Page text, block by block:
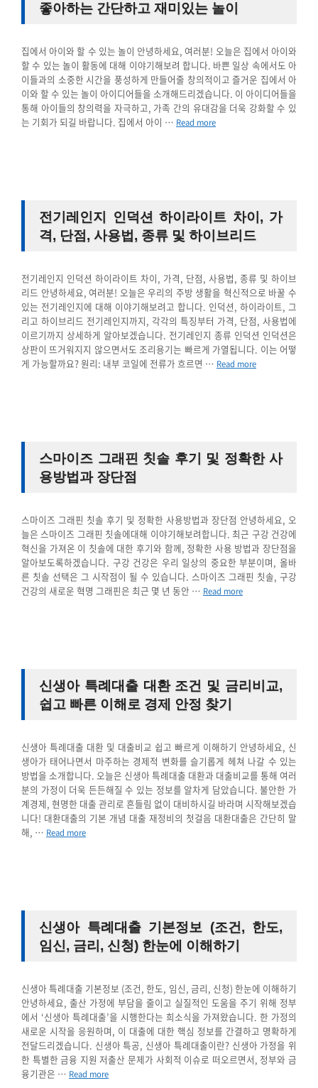
좋아하는 간단하고 재미있는 놀이
집에서 아이와 할 수 있는 놀이 안녕하세요, 여러분! 오늘은 집에서 아이와
할 수 있는 놀이 활동에 대해 이야기해보려 합니다. 바쁜 일상 속에서도 아
이들과의 소중한 시간을 풍성하게 만들어줄 창의적이고 즐거운 집에서 아
이와 할 수 있는 놀이 아이디어들을 소개해드리겠습니다. 이 아이디어들을
통해 아이들의 창의력을 자극하고, 가족 간의 유대감을 더욱 강화할 수 있
는 기회가 되길 바랍니다. 집에서 아이 … Read more
전기레인지 인덕션 하이라이트 차이, 가
격, 단점, 사용법, 종류 및 하이브리드
전기레인지 인덕션 하이라이트 차이, 가격, 단점, 사용법, 종류 및 하이브
리드 안녕하세요, 여러분! 오늘은 우리의 주방 생활을 혁신적으로 바꿀 수
있는 전기레인지에 대해 이야기해보려고 합니다. 인덕션, 하이라이트, 그
리고 하이브리드 전기레인지까지, 각각의 특징부터 가격, 단점, 사용법에
이르기까지 상세하게 알아보겠습니다. 전기레인지 종류 인덕션 인덕션은
상판이 뜨거워지지 않으면서도 조리용기는 빠르게 가열됩니다. 이는 어떻
게 가능할까요? 원리: 내부 코일에 전류가 흐르면 … Read more
스마이즈 그래핀 칫솔 후기 및 정확한 사
용방법과 장단점
스마이즈 그래핀 칫솔 후기 및 정확한 사용방법과 장단점 안녕하세요, 오
늘은 스마이즈 그래핀 칫솔에대해 이야기해보려합니다. 최근 구강 건강에
혁신을 가져온 이 칫솔에 대한 후기와 함께, 정확한 사용 방법과 장단점을
알아보도록하겠습니다. 구강 건강은 우리 일상의 중요한 부분이며, 올바
른 칫솔 선택은 그 시작점이 될 수 있습니다. 스마이즈 그래핀 칫솔, 구강
건강의 새로운 혁명 그래핀은 최근 몇 년 동안 … Read more
신생아 특례대출 대환 조건 및 금리비교,
쉽고 빠른 이해로 경제 안정 찾기
신생아 특례대출 대환 및 대출비교 쉽고 빠르게 이해하기 안녕하세요, 신
생아가 태어나면서 마주하는 경제적 변화를 슬기롭게 헤쳐 나갈 수 있는
방법을 소개합니다. 오늘은 신생아 특례대출 대환과 대출비교를 통해 여러
분의 가정이 더욱 든든해질 수 있는 정보를 알차게 담았습니다. 불안한 가
계경제, 현명한 대출 관리로 흔들림 없이 대비하시길 바라며 시작해보겠습
니다! 대환대출의 기본 개념 대출 재정비의 첫걸음 대환대출은 간단히 말
해, … Read more
신생아 특례대출 기본정보 (조건, 한도,
임신, 금리, 신청) 한눈에 이해하기
신생아 특례대출 기본정보 (조건, 한도, 임신, 금리, 신청) 한눈에 이해하기
안녕하세요, 출산 가정에 부담을 줄이고 실질적인 도움을 주기 위해 정부
에서 ‘신생아 특례대출’을 시행한다는 희소식을 가져왔습니다. 한 가정의
새로운 시작을 응원하며, 이 대출에 대한 핵심 정보를 간결하고 명확하게
전달드리겠습니다. 신생아 특공, 신생아 특례대출이란? 신생아 가정을 위
한 특별한 금융 지원 저출산 문제가 사회적 이슈로 떠오르면서, 정부와 금
융기관은 … Read more